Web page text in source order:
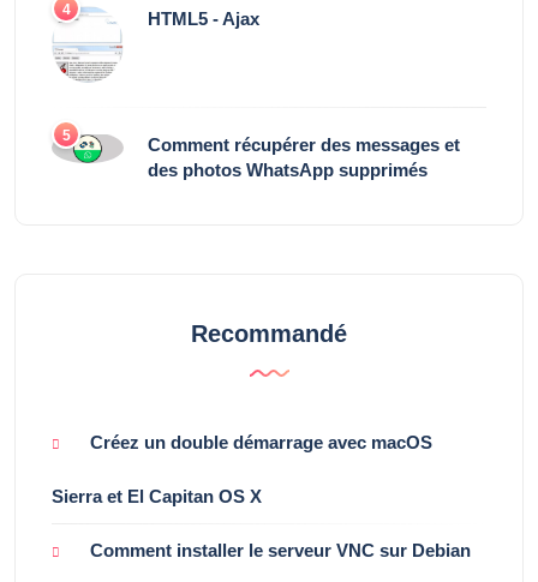
4 HTML5 - Ajax
5
Comment récupérer des messages et
des photos WhatsApp supprimés
Recommandé
Créez un double démarrage avec macOS
Sierra et El Capitan OS X
Comment installer le serveur VNC sur Debian